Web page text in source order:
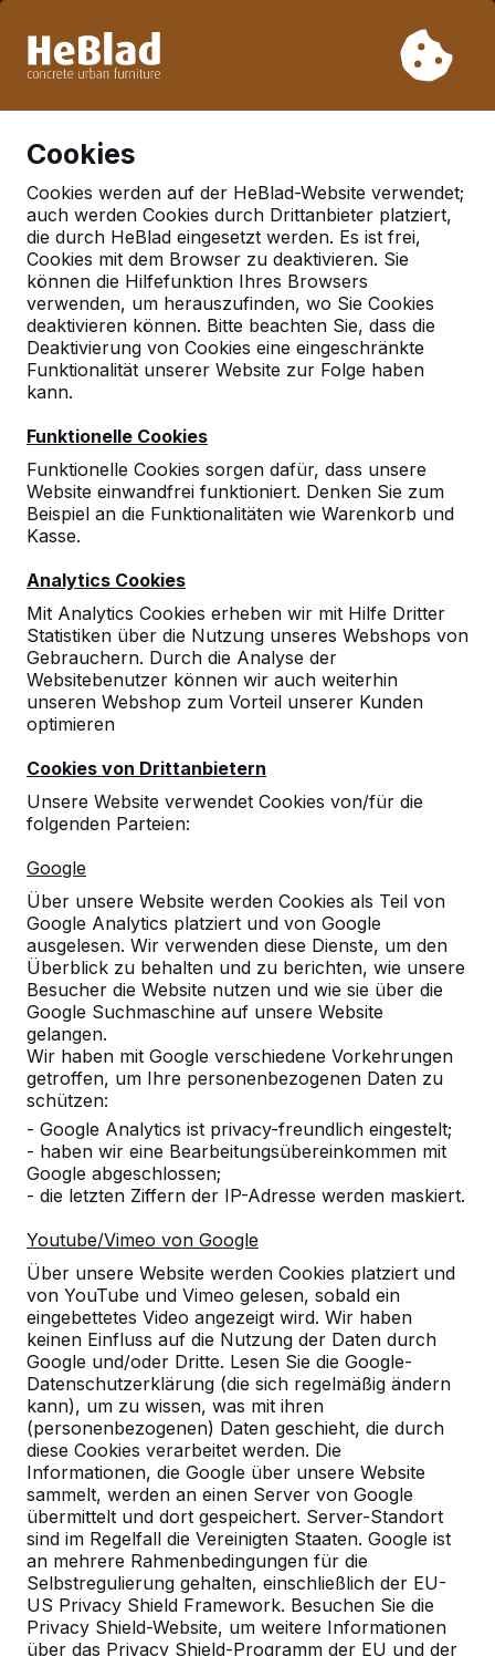
Woche 33 nicht. Bitte berücksichtigen Sie daher längere
Cookies
Cookies werden auf der HeBlad-Website verwendet;
auch werden Cookies durch Drittanbieter platziert,
die durch HeBlad eingesetzt werden. Es ist frei,
Cookies mit dem Browser zu deaktivieren. Sie
können die Hilfefunktion Ihres Browsers
verwenden, um herauszufinden, wo Sie Cookies
deaktivieren können. Bitte beachten Sie, dass die
Deaktivierung von Cookies eine eingeschränkte
Funktionalität unserer Website zur Folge haben
kann.
Funktionelle Cookies
Funktionelle Cookies sorgen dafür, dass unsere
Website einwandfrei funktioniert. Denken Sie zum
Beispiel an die Funktionalitäten wie Warenkorb und
Kasse.
Analytics Cookies
Mit Analytics Cookies erheben wir mit Hilfe Dritter
Statistiken über die Nutzung unseres Webshops von
Gebrauchern. Durch die Analyse der
Websitebenutzer können wir auch weiterhin
unseren Webshop zum Vorteil unserer Kunden
optimieren
Cookies von Drittanbietern
Unsere Website verwendet Cookies von/für die
folgenden Parteien:
Google
Über unsere Website werden Cookies als Teil von
Google Analytics platziert und von Google
ausgelesen. Wir verwenden diese Dienste, um den
Überblick zu behalten und zu berichten, wie unsere
Besucher die Website nutzen und wie sie über die
Google Suchmaschine auf unsere Website
gelangen.
Wir haben mit Google verschiedene Vorkehrungen
getroffen, um Ihre personenbezogenen Daten zu
schützen:
- Google Analytics ist privacy-freundlich eingestelt;
- haben wir eine Bearbeitungsübereinkommen mit
Google abgeschlossen;
- die letzten Ziffern der IP-Adresse werden maskiert.
Youtube/Vimeo von Google
Über unsere Website werden Cookies platziert und
von YouTube und Vimeo gelesen, sobald ein
eingebettetes Video angezeigt wird. Wir haben
keinen Einfluss auf die Nutzung der Daten durch
Google und/oder Dritte. Lesen Sie die Google-
Datenschutzerklärung (die sich regelmäßig ändern
kann), um zu wissen, was mit ihren
(personenbezogenen) Daten geschieht, die durch
diese Cookies verarbeitet werden. Die
Informationen, die Google über unsere Website
sammelt, werden an einen Server von Google
übermittelt und dort gespeichert. Server-Standort
sind im Regelfall die Vereinigten Staaten. Google ist
an mehrere Rahmenbedingungen für die
Selbstregulierung gehalten, einschließlich der EU-
US Privacy Shield Framework. Besuchen Sie die
Privacy Shield-Website, um weitere Informationen
über das Privacy Shield-Programm der EU und der
Deutschland
Referenties in:Mannheim
10
10
Herzlichen Dank für die Lieferung.
optimal.
27-10-2015
Referenzen
Unsere Produkte finden Sie in ganz Europa
und darüber hinaus. Sehen Sie hier, wo Sie
ein HeBlad-Produkt in Ihrer Nähe finden.
Produkt
Alles anzeigen
Kategorie
Alles anzeigen
Ort oder Postleitzahl suchen